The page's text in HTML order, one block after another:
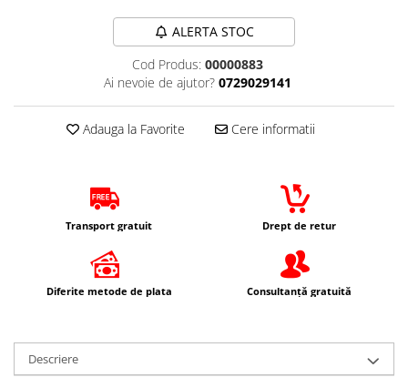
Protectii Coloana
Protectii Gat
Imbracaminte Casual
Cadou personalizat
Haine
Sepci
Vesta
ALERTA STOC
Cod Produs: 00000883
Ai nevoie de ajutor? 0729029141
Adauga la Favorite Cere informatii
Transport gratuit Drept de retur
Diferite metode de plata Consultanță gratuită
Descriere